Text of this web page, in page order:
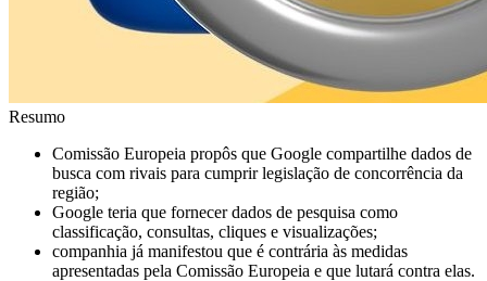
Resumo
Comissão Europeia propôs que Google compartilhe dados de
busca com rivais para cumprir legislação de concorrência da
região;
Google teria que fornecer dados de pesquisa como
classificação, consultas, cliques e visualizações;
companhia já manifestou que é contrária às medidas
apresentadas pela Comissão Europeia e que lutará contra elas.